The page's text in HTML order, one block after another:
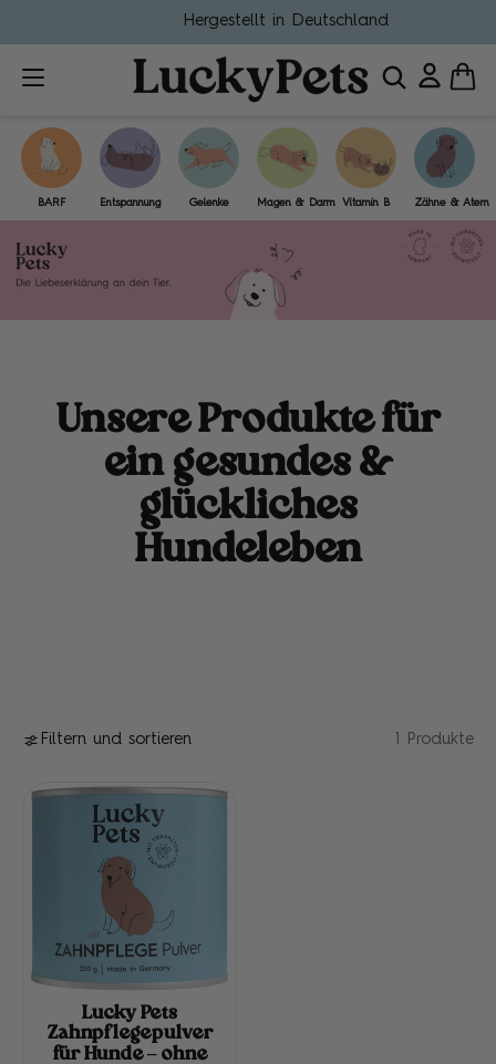
Hergestellt in Deutschland
BARF Entspannung Gelenke Magen & Darm Vitamin B Zähne & Atem
Unsere Produkte für
ein gesundes &
glückliches
Hundeleben
Filtern und sortieren 1 Produkte
Lucky Pets
Zahnpflegepulver
für Hunde – ohne